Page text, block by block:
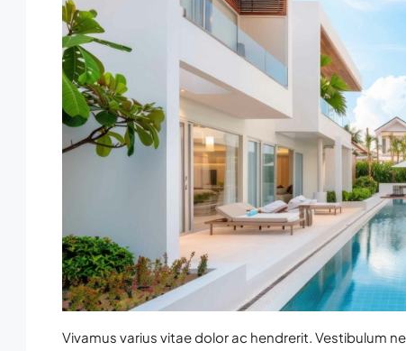
Vivamus varius vitae dolor ac hendrerit. Vestibulum